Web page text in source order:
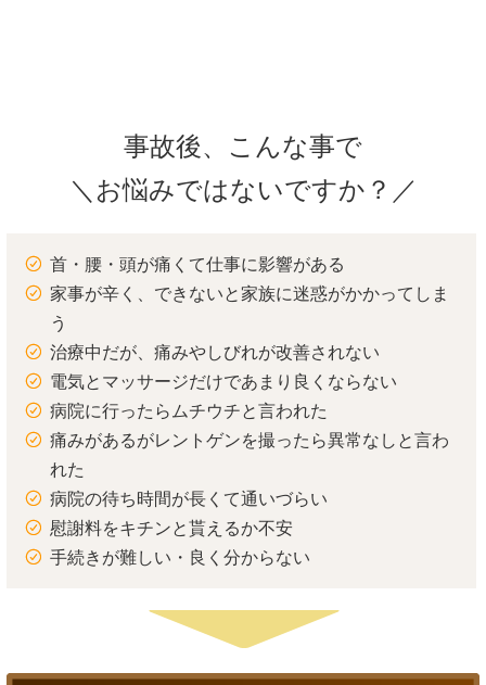
事故後、こんな事で
＼お悩みではないですか？／
首・腰・頭が痛くて仕事に影響がある
家事が辛く、できないと家族に迷惑がかかってしま
う
治療中だが、痛みやしびれが改善されない
電気とマッサージだけであまり良くならない
病院に行ったらムチウチと言われた
痛みがあるがレントゲンを撮ったら異常なしと言わ
れた
病院の待ち時間が長くて通いづらい
慰謝料をキチンと貰えるか不安
手続きが難しい・良く分からない